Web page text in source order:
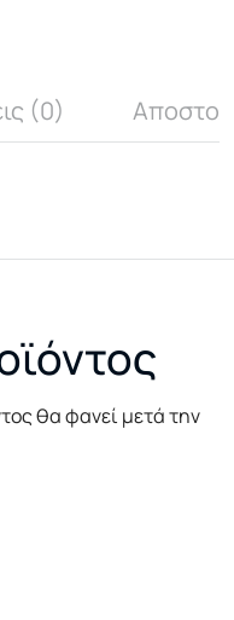
(0)
θα φανεί μετά την